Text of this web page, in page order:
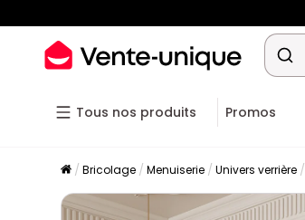
Tous nos produits Promos
Bricolage Menuiserie Univers verrière